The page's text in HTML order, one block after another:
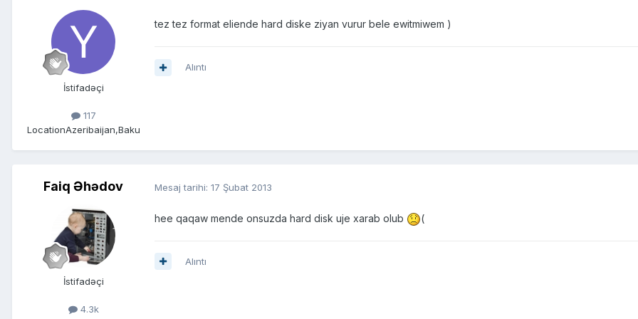
İstifadəçi
117
LocationAzeribaijan,Baku
tez tez format eliende hard diske ziyan vurur bele ewitmiwem )
Alıntı
Faiq Əhədov
İstifadəçi
4.3k
Mesaj tarihi: 17 Şubat 2013
hee qaqaw mende onsuzda hard disk uje xarab olub (
Alıntı